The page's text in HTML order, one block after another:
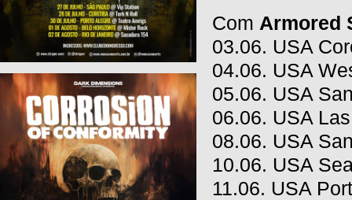
Com Armored
03.06. USA
04.06. USA
05.06. USA
06.06. USA
08.06. USA
10.06. USA
11.06. USA